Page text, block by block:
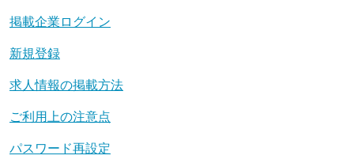
掲載企業ログイン
新規登録
求人情報の掲載方法
ご利用上の注意点
パスワード再設定